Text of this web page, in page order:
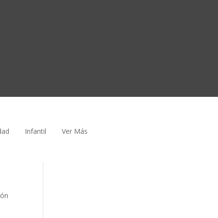
Infantil Ver Más